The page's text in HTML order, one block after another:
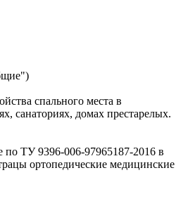
спального места в
санаториях, домах престарелых.
по ТУ 9396-006-97965187-2016 в
ортопедические медицинские